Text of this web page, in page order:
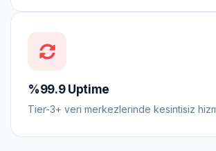
%99.9 Uptime
Tier-3+ veri merkezlerinde kesintisiz